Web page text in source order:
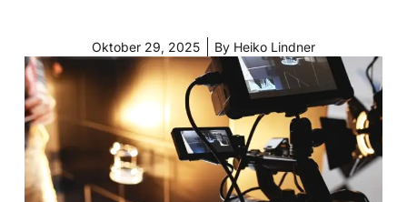
Oktober 29, 2025 By Heiko Lindner